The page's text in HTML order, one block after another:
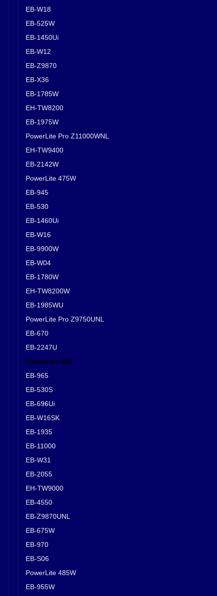
EB-W18
EB-525W
EB-1450Ui
EB-W12
EB-Z9870
EB-X36
EB-1785W
EH-TW8200
EB-1975W
PowerLite Pro Z11000WNL
EH-TW9400
EB-2142W
PowerLite 475W
EB-945
EB-530
EB-1460Ui
EB-W16
EB-9900W
EB-W04
EB-1780W
EH-TW8200W
EB-1985WU
PowerLite Pro Z9750UNL
EB-670
EB-2247U
PowerLite 480
EB-965
EB-530S
EB-696Ui
EB-W16SK
EB-1935
EB-11000
EB-W31
EB-2055
EH-TW9000
EB-4550
EB-Z9870UNL
EB-675W
EB-970
EB-S06
PowerLite 485W
EB-955W